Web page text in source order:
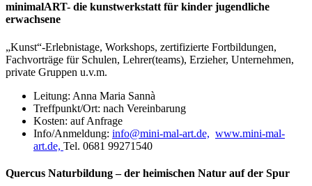
minimalART- die kunstwerkstatt für kinder jugendliche
erwachsene
„Kunst“-Erlebnistage, Workshops, zertifizierte Fortbildungen,
Fachvorträge für Schulen, Lehrer(teams), Erzieher, Unternehmen,
private Gruppen u.v.m.
Leitung: Anna Maria Sannà
Treffpunkt/Ort: nach Vereinbarung
Kosten: auf Anfrage
Info/Anmeldung: info@mini-mal-art.de, www.mini-mal-
art.de, Tel. 0681 99271540
Quercus Naturbildung – der heimischen Natur auf der Spur